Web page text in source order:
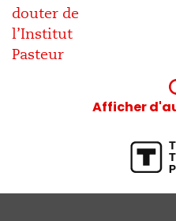
Afficher